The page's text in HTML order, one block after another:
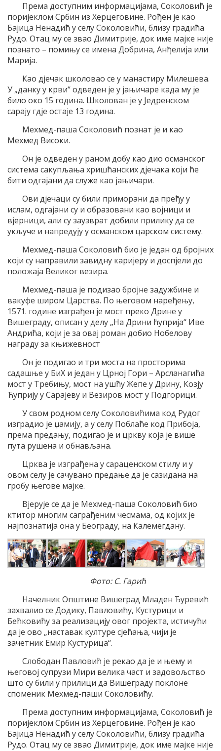
Према доступним информацијама, Соколовић је
поријеклом Србин из Херцеговине. Рођен је као
Бајица Ненадић у селу Соколовићи, близу градића
Рудо. Отац му се звао Димитрије, док име мајке није
познато – помињу се имена Добрина, Анђелија или
Марија.
Као дјечак школовао се у манастиру Милешева.
У „данку у крви“ одведен је у јањичаре када му је
било око 15 година. Школован је у Једренском
сарају гдје остаје 13 година.
Мехмед-паша Соколовић познат је и као
Мехмед Високи.
Он је одведен у раном добу као дио османског
система сакупљања хришћанских дјечака који ће
бити одгајани да служе као јањичари.
Ови дјечаци су били приморани да пређу у
ислам, одгајани су и образовани као војници и
вјерници, али су заузврат добили прилику да се
укључе и напредују у османском царском систему.
Мехмед-паша Соколовић био је један од бројних
који су направили завидну каријеру и доспјели до
положаја Великог везира.
Мехмед-паша је подизао бројне задужбине и
вакуфе широм Царства. По његовом наређењу,
1571. године изграђен је мост преко Дрине у
Вишеграду, описан у делу „На Дрини ћуприја“ Иве
Андрића, који је за овај роман добио Нобелову
награду за књижевност
Он је подигао и три моста на просторима
садашње у БиХ и један у Црној Гори – Арсланагића
мост у Требињу, мост на ушћу Жепе у Дрину, Козју
Ћуприју у Сарајеву и Везиров мост у Подгорици.
У свом родном селу Соколовићима код Рудог
изградио је џамију, а у селу Поблаће код Прибоја,
према предању, подигао је и цркву која је више
пута рушена и обнављана.
Црква је изграђена у сараценском стилу и у
овом селу је сачувано предање да је сазидана на
гробу његове мајке.
Вјерује се да је Мехмед-паша Соколовић био
ктитор многим саграђеним чесмама, од којих је
најпознатија она у Београду, на Калемегдану.
Фото: С. Гарић
Начелник Општине Вишеград Младен Ђуревић
захвалио се Додику, Павловићу, Кустурици и
Бећковићу за реализацију овог пројекта, истичући
да је ово „наставак културе сјећања, чији је
зачетник Емир Кустурица“.
Слободан Павловић је рекао да је и њему и
његовој супрузи Мири велика част и задовољство
што су били у прилици да Вишеграду поклоне
споменик Мехмед-паши Соколовићу.
Према доступним информацијама, Соколовић је
поријеклом Србин из Херцеговине. Рођен је као
Бајица Ненадић у селу Соколовићи, близу градића
Рудо. Отац му се звао Димитрије, док име мајке није